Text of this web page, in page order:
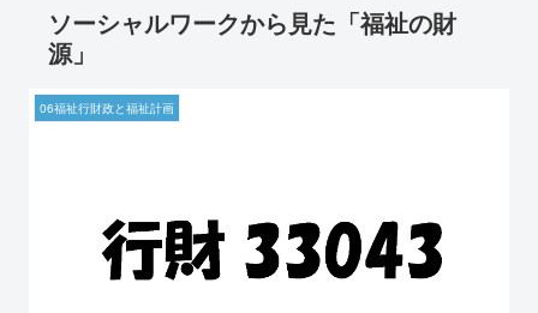
ソーシャルワークから見た「福祉の財
源」
06福祉行財政と福祉計画